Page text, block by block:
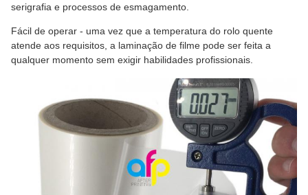
serigrafia e processos de esmagamento.
Fácil de operar - uma vez que a temperatura do rolo quente
atende aos requisitos, a laminação de filme pode ser feita a
qualquer momento sem exigir habilidades profissionais.